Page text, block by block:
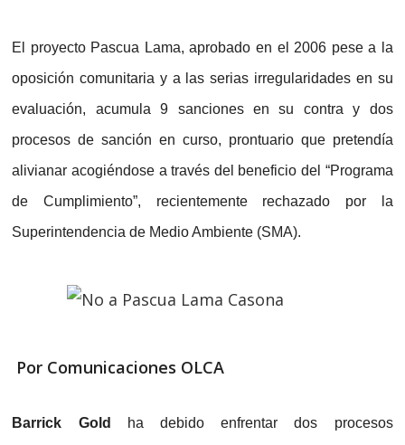
El proyecto Pascua Lama, aprobado en el 2006 pese a la
oposición comunitaria y a las serias irregularidades en su
evaluación, acumula 9 sanciones en su contra y dos
procesos de sanción en curso, prontuario que pretendía
alivianar acogiéndose a través del beneficio del “Programa
de Cumplimiento”, recientemente rechazado por la
Superintendencia de Medio Ambiente (SMA).
Por Comunicaciones OLCA
Barrick Gold
ha debido enfrentar dos procesos